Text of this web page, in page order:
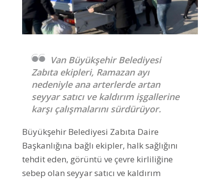
Van Büyükşehir Belediyesi
Zabıta ekipleri, Ramazan ayı
nedeniyle ana arterlerde artan
seyyar satıcı ve kaldırım işgallerine
karşı çalışmalarını sürdürüyor.
Büyükşehir Belediyesi Zabıta Daire
Başkanlığına bağlı ekipler, halk sağlığını
tehdit eden, görüntü ve çevre kirliliğine
sebep olan seyyar satıcı ve kaldırım